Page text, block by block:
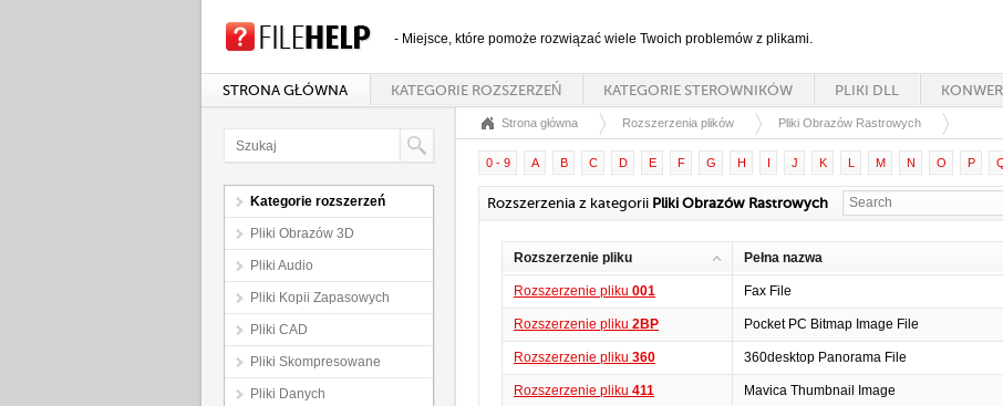
- Miejsce, które pomoże rozwiązać wiele Twoich problemów z plikami.
STRONA GŁÓWNA KATEGORIE ROZSZERZEŃ KATEGORIE STEROWNIKÓW PLIKI DLL
Kategorie rozszerzeń
Pliki Obrazów 3D
Pliki Audio
Pliki Kopii Zapasowych
Pliki CAD
Pliki Skompresowane
Pliki Danych
Strona główna Rozszerzenia plików Pliki Obrazów Rastrowych
0 - 9 A B C D E F G H I J K L M N O P
Rozszerzenia z kategorii Pliki Obrazów Rastrowych
Rozszerzenie pliku Pełna nazwa
Rozszerzenie pliku 001 Fax File
Rozszerzenie pliku 2BP Pocket PC Bitmap Image File
Rozszerzenie pliku 360 360desktop Panorama File
Rozszerzenie pliku 411 Mavica Thumbnail Image